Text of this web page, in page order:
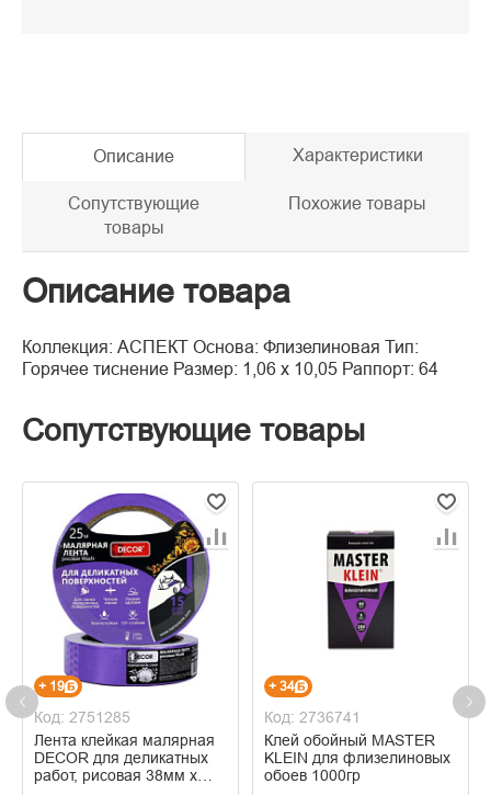
Описание Характеристики
Сопутствующие
товары
Похожие товары
Описание товара
Коллекция: АСПЕКТ Основа: Флизелиновая Тип:
Горячее тиснение Размер: 1,06 x 10,05 Раппорт: 64
Сопутствующие товары
+ 19
Код: 2751285
Лента клейкая малярная
DECOR для деликатных
работ, рисовая 38мм х
+ 34
Код: 2736741
Клей обойный MASTER
KLEIN для флизелиновых
обоев 1000гр